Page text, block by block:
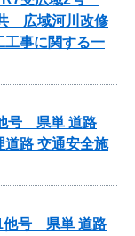
広域河川改修
事に関する一
号 県単 道路
路 交通安全施
他号 県単 道路